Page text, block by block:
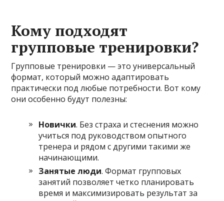
Кому подходят
групповые тренировки?
Групповые тренировки — это универсальный
формат, который можно адаптировать
практически под любые потребности. Вот кому
они особенно будут полезны:
Новички. Без страха и стеснения можно
учиться под руководством опытного
тренера и рядом с другими такими же
начинающими.
Занятые люди. Формат групповых
занятий позволяет четко планировать
время и максимизировать результат за